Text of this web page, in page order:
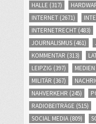
HALLE (317)
INTERNET (2671)
INTERNETRECHT (483)
JOURNALISMUS (461)
KOMMENTAR (313)
LEIPZIG (397) MEDIEN
MILITÄR (367)
NAHVERKEHR (245)
RADIOBEITRÄGE (515)
SOCIAL MEDIA (809)